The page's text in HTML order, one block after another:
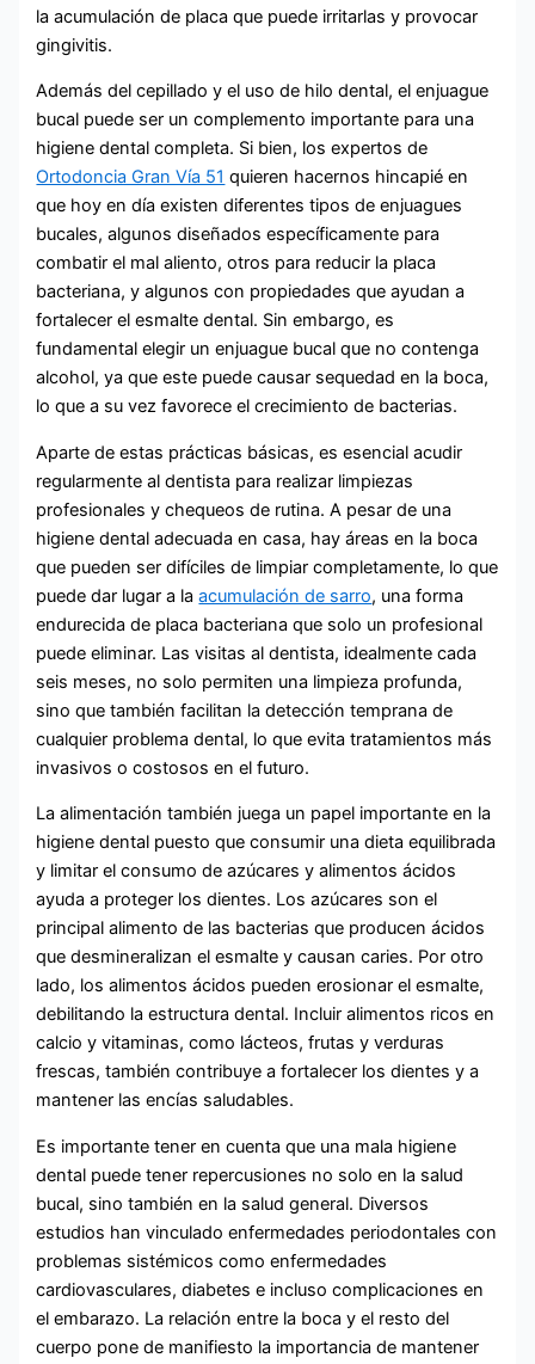
la acumulación de placa que puede irritarlas y provocar
gingivitis.
Además del cepillado y el uso de hilo dental, el enjuague
bucal puede ser un complemento importante para una
higiene dental completa. Si bien, los expertos de
Ortodoncia Gran Vía 51 quieren hacernos hincapié en
que hoy en día existen diferentes tipos de enjuagues
bucales, algunos diseñados específicamente para
combatir el mal aliento, otros para reducir la placa
bacteriana, y algunos con propiedades que ayudan a
fortalecer el esmalte dental. Sin embargo, es
fundamental elegir un enjuague bucal que no contenga
alcohol, ya que este puede causar sequedad en la boca,
lo que a su vez favorece el crecimiento de bacterias.
Aparte de estas prácticas básicas, es esencial acudir
regularmente al dentista para realizar limpiezas
profesionales y chequeos de rutina. A pesar de una
higiene dental adecuada en casa, hay áreas en la boca
que pueden ser difíciles de limpiar completamente, lo que
puede dar lugar a laacumulación de sarro, una forma
endurecida de placa bacteriana que solo un profesional
puede eliminar. Las visitas al dentista, idealmente cada
seis meses, no solo permiten una limpieza profunda,
sino que también facilitan la detección temprana de
cualquier problema dental, lo que evita tratamientos más
invasivos o costosos en el futuro.
La alimentación también juega un papel importante en la
higiene dental puesto que consumir una dieta equilibrada
y limitar el consumo de azúcares y alimentos ácidos
ayuda a proteger los dientes. Los azúcares son el
principal alimento de las bacterias que producen ácidos
que desmineralizan el esmalte y causan caries. Por otro
lado, los alimentos ácidos pueden erosionar el esmalte,
debilitando la estructura dental. Incluir alimentos ricos en
calcio y vitaminas, como lácteos, frutas y verduras
frescas, también contribuye a fortalecer los dientes y a
mantener las encías saludables.
Es importante tener en cuenta que una mala higiene
dental puede tener repercusiones no solo en la salud
bucal, sino también en la salud general. Diversos
estudios han vinculado enfermedades periodontales con
problemas sistémicos como enfermedades
cardiovasculares, diabetes e incluso complicaciones en
el embarazo. La relación entre la boca y el resto del
cuerpo pone de manifiesto la importancia de mantener